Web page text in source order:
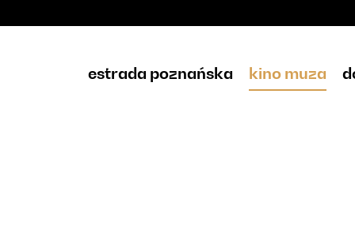
estrada poznańska kino muza